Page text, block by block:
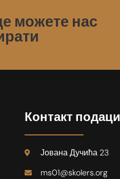
можете нас
Контакт подаци
Јована Дучића 23
ms01@skolers.org